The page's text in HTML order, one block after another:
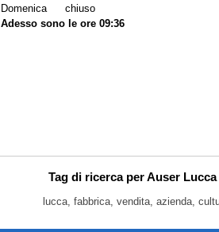
Domenica
chiuso
Adesso sono le ore 09:36
Tag di ricerca per Auser
lucca, fabbrica, vendita, azienda,